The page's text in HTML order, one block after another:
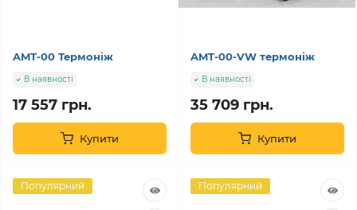
AMT-00 Термоніж
В наявності
17 557 грн.
Купити
AMT-00-VW термоніж
В наявності
35 709 грн.
Купити
Популярний Популярний